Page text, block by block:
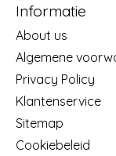
Informatie
About us
Algemene
Privacy Policy
Klantenservice
Sitemap
Cookiebeleid